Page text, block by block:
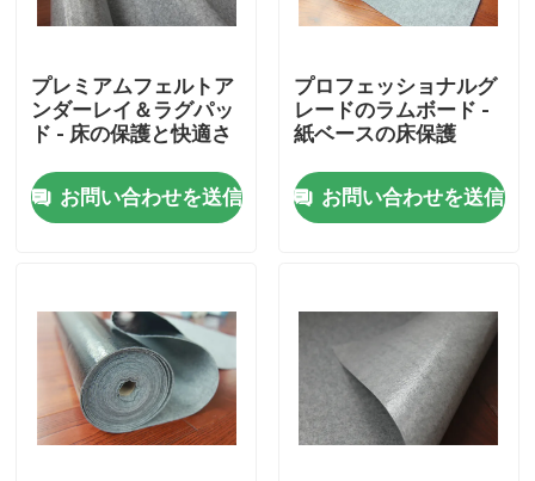
家へ
わたしたち に つい て
工場 ツアー
プレミアムフェルトア
ンダーレイ＆ラグパッ
ド - 床の保護と快適さ
お問い合わせを送信
プロフェッショナルグ
レードのラムボード -
紙ベースの床保護
お問い合わせを送信